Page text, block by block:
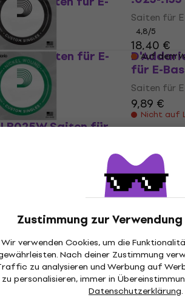
Zustimmung zur
Wir verwenden Cookies, um die
Nach deiner Zustimmung
zu analysieren und Werbung auf
zu personalisieren, immer in
Datenschutzerklärung.
Saiten für
4,8/5
18,40 €
Auf dem
Saiten für E-
für E-
Saiten für
9,89 €
Nicht auf
Saiten für